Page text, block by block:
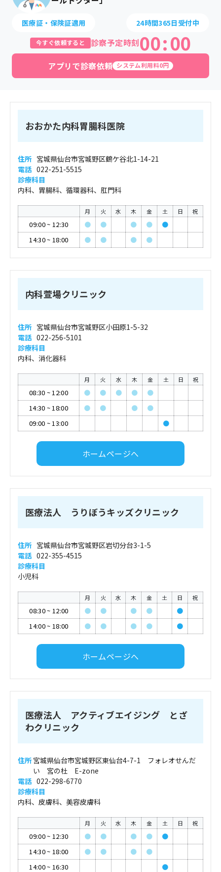
医療証・保険証適用 24時間365日受付中
今すぐ依頼すると 診察予定時刻00:00
アプリで診察依頼 システム利用料0円
おおかた内科胃腸科医院
住所 宮城県仙台市宮城野区鶴ケ谷北1-14-21
電話 022-251-5515
診療科目
内科、胃腸科、循環器科、肛門科
月 火 水 木 金 土 日 祝
09:00~ 12:30 ● ● ● ●
●
14:30~ 18:00 ● ● ● ●
内科萱場クリニック
住所 宮城県仙台市宮城野区小田原1-5-32
電話 022-256-5101
診療科目
内科、消化器科
月 火 水 木 金 土 日 祝
08:30 ~12:00 ● ● ● ●
●
14:30 ~18:00 ● ● ●
●
09:00 ~13:00 ●
ホームページへ
医療法人 うりぼうキッズクリニック
住所 宮城県仙台市宮城野区岩切分台3-1-5
電話 022-355-4515
診療科目
小児科
月 火 水 木 金 土 日 祝
08:30~ 12:00 ● ● ● ●
●
14:00~ 18:00 ● ● ● ● ●
ホームページへ
医療法人 アクティブエイジング とざ
わクリニック
住所 宮城県仙台市宮城野区東仙台4-7-1 フォレオせんだ
い 宮の杜 E-zone
電話 022-298-6770
診療科目
内科、皮膚科、美容皮膚科
月 火 水 木 金 土 日 祝
09:00~ 12:30 ● ● ● ●
●
14:30~ 18:00 ● ● ●
●
14:00~ 16:30 ●